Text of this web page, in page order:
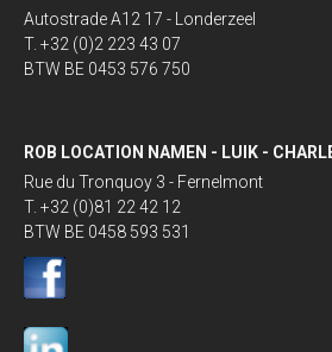
Autostrade A12 17 - Londerzeel
T. +32 (0)2 223 43 07
BTW BE 0453 576 750
ROB LOCATION NAMEN - LUIK -
Rue du Tronquoy 3 - Fernelmont
T. +32 (0)81 22 42 12
BTW BE 0458 593 531